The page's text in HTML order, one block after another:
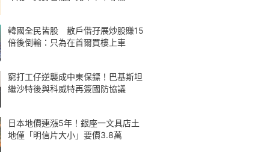
韓國全民皆股 散戶借孖展炒股賺15
倍後倒輸：只為在首爾買樓上車
窮打工仔逆襲成中東保鏢！巴基斯坦
繼沙特後與科威特再簽國防協議
日本地價連漲5年！銀座一文具店土
地僅「明信片大小」要價3.8萬